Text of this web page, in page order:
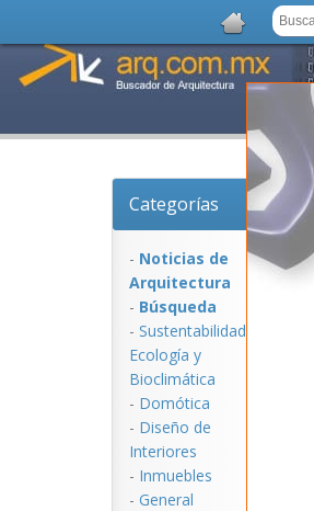
Categorías
- Noticias de
Arquitectura
- Búsqueda
- Sustentabilidad,
Ecologí­a y
Bioclimática
- Domótica
- Diseño de
Interiores
- Inmuebles
- General